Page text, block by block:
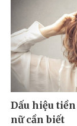
Dấu hiệu
nữ cần biết